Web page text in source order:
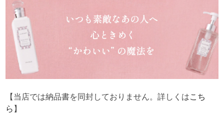
【当店では納品書を同封しておりません。詳しくはこち
ら 】